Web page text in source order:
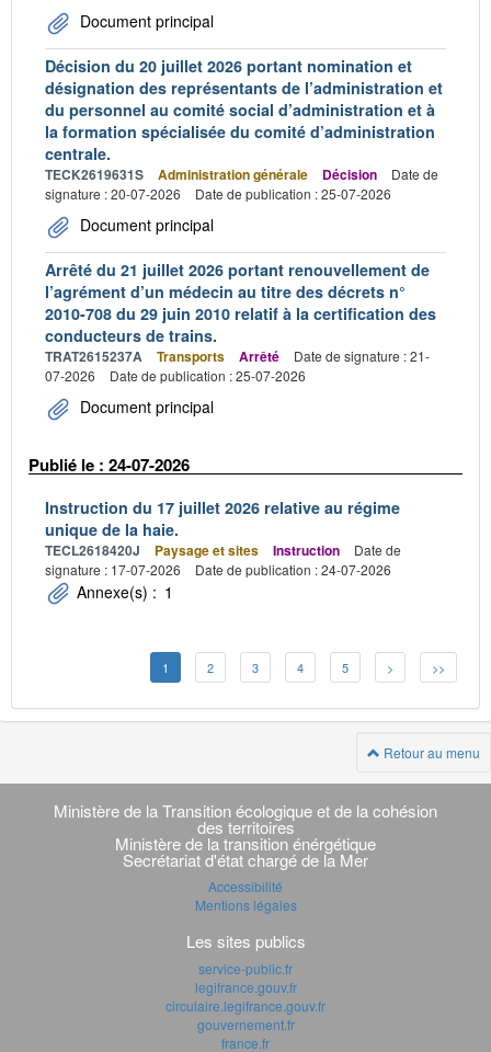
Document principal
Décision du 20 juillet 2026 portant nomination et
désignation des représentants de l’administration et
du personnel au comité social d’administration et à
la formation spécialisée du comité d’administration
centrale.
TECK2619631S Administration générale Décision
Date de
signature : 20-07-2026
Date de publication : 25-07-2026
Document principal
Arrêté du 21 juillet 2026 portant renouvellement de
l’agrément d’un médecin au titre des décrets n°
2010-708 du 29 juin 2010 relatif à la certification des
conducteurs de trains.
TRAT2615237A Transports Arrêté
Date de signature : 21-
07-2026
Date de publication : 25-07-2026
Document principal
Publié le : 24-07-2026
Instruction du 17 juillet 2026 relative au régime
unique de la haie.
TECL2618420J Paysage et sites Instruction
Date de
signature : 17-07-2026
Date de publication : 24-07-2026
Annexe(s) : 1
1 2 3 4 5 > >>
Retour au menu
Navigation
transverse
Ministère de la Transition écologique et de la cohésion
des territoires
Ministère de la transition énérgétique
Secrétariat d'état chargé de la Mer
Accessibilité
Mentions légales
Les sites publics
service-public.fr
legifrance.gouv.fr
circulaire.legifrance.gouv.fr
gouvernement.fr
france.fr